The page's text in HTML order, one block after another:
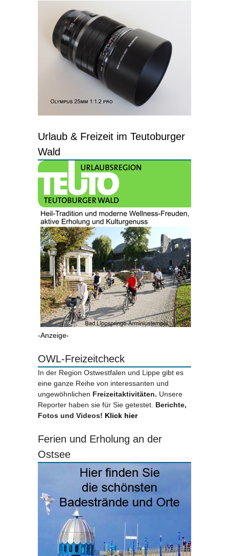
Urlaub & Freizeit im Teutoburger
Wald
-Anzeige-
OWL-Freizeitcheck
In der Region Ostwestfalen und Lippe gibt es
eine ganze Reihe von interessanten und
ungewöhnlichen Freizeitaktivitäten. Unsere
Reporter haben sie für Sie getestet. Berichte,
Fotos und Videos! Klick hier
Ferien und Erholung an der
Ostsee